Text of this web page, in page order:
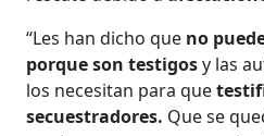
“Les han dicho que no
porque son testigosy las
los necesitan para que
secuestradores. Que se